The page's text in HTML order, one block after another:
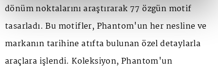
dönüm noktalarını araştırarak 77 özgün motif
tasarladı. Bu motifler, Phantom'un her nesline ve
markanın tarihine atıfta bulunan özel detaylarla
araçlara işlendi. Koleksiyon, Phantom'un